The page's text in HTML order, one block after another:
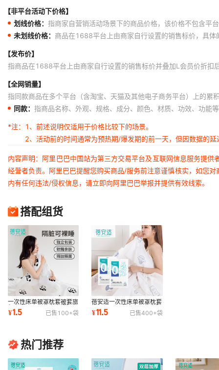
【非平台活动下价格】
划线价格： 指商家自营销活动场景下的商品价格，该价格不包含平
未划线价格： 商品在1688平台上由商家自行设置的销售标价，具
【发布价】
指商品在1688平台上由商家自行设置的销售标价并叠加L会员价折扣
【全网销量】
指同款商品在多个平台（含淘宝、天猫及其他电子商务平台）上的累
同款： 指商品名称、外观、规格、成分、颜色、材质、功效、功能
*注：
1、前述说明仅适用于价格比较下的场景。
2、活动前的时间通常为预热期/爆发期的前一天，但因数据的
内容声明：阿里巴巴中国站为第三方交易平台及互联网信息服务提
经营者负责。阿里巴巴提醒您购买商品/服务前注意谨慎核实，如您
内有任何违法/侵权信息，请立即向阿里巴巴举报并提供有效线索。
搭配组货
一次性床单被罩枕套被套旅
行床上用品四件套卡通隔菌
隔脏无菌双人
¥1.5 已售 100+袋
蓓安适一次性床单被罩枕套
旅行用品酒店床上四件套隔
脏被套无菌
¥11.5 已售400+袋
热门推荐